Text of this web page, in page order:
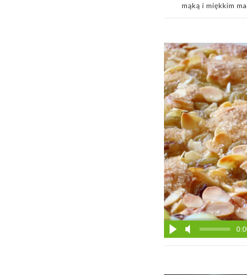
mąką i miękkim